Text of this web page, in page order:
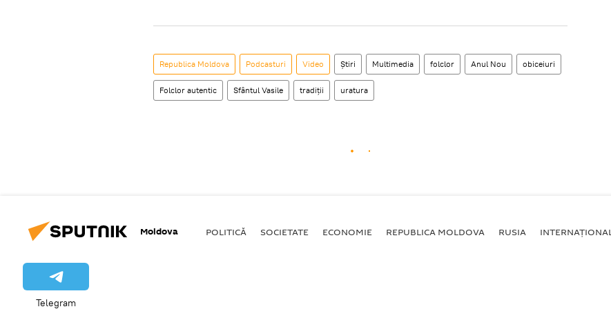
Republica Moldova Podcasturi Video Știri Multimedia folclor Anul Nou obiceiuri
Folclor autentic Sfântul Vasile tradiții uratura
Moldova POLITICĂ SOCIETATE ECONOMIE REPUBLICA MOLDOVA RUSIA INTERNAȚIONAL
Telegram